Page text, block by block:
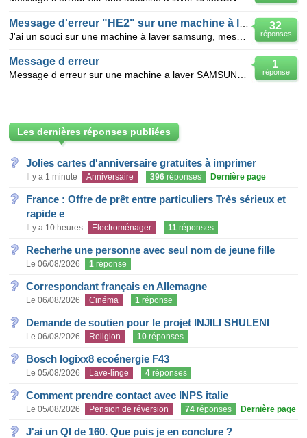
32
réponses
1
réponse
Message d erreur
Les dernières réponses publiées
Jolies cartes d'anniversaire gratuites à imprimer
Il y a 1 minute Anniversaire 396 réponses Dernière page
France : Offre de prêt entre particuliers Très sérieux et
rapide e
Il y a 10 heures Electroménager 11 réponses
Recherhe une personne avec seul nom de jeune fille
Le 06/08/2026 1 réponse
Correspondant français en Allemagne
Le 06/08/2026 Cinéma 1 réponse
Demande de soutien pour le projet INJILI SHULENI
Le 06/08/2026 Religion 10 réponses
Bosch logixx8 ecoénergie F43
Le 05/08/2026 Lave-linge 4 réponses
Comment prendre contact avec INPS italie
Le 05/08/2026 Pension de réversion 74 réponses Dernière page
J'ai un QI de 160. Que puis je en conclure ?